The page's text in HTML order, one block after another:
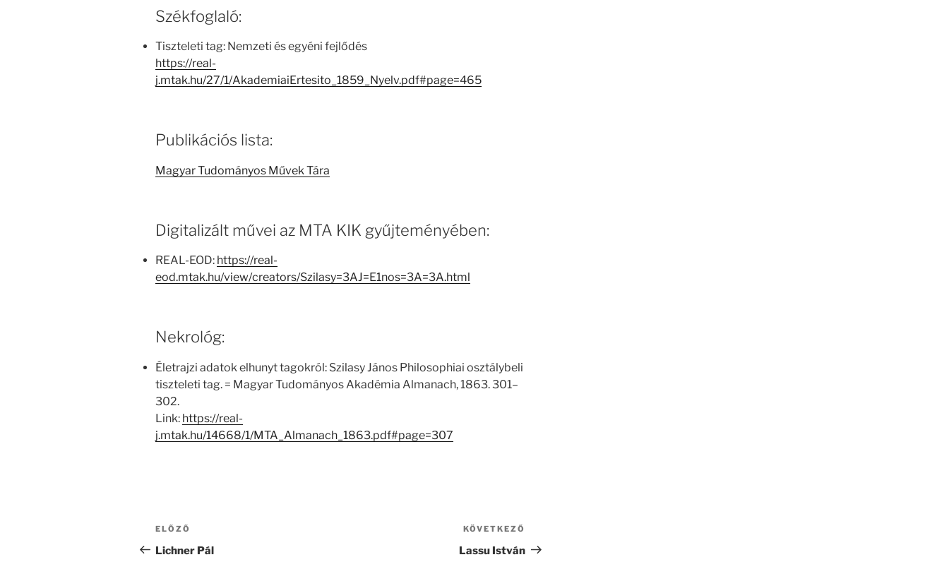
Székfoglaló:
Tiszteleti tag: Nemzeti és egyéni fejlődés
https://real-
j.mtak.hu/27/1/AkademiaiErtesito_1859_Nyelv.pdf#page=465
Publikációs lista:
Magyar Tudományos Művek Tára
Digitalizált művei az MTA KIK gyűjteményében:
REAL-EOD: https://real-
eod.mtak.hu/view/creators/Szilasy=3AJ=E1nos=3A=3A.html
Nekrológ:
Életrajzi adatok elhunyt tagokról: Szilasy János Philosophiai osztálybeli
tiszteleti tag. = Magyar Tudományos Akadémia Almanach, 1863. 301–
302.
Link: https://real-
j.mtak.hu/14668/1/MTA_Almanach_1863.pdf#page=307
Bejegyzés
navigáció
Korábbi
bejegyzés
ELŐZŐ
Lichner Pál
bejegyzés
KÖVETKEZŐ
Lassu István